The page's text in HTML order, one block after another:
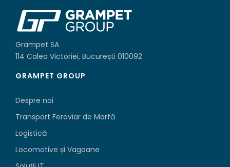
Grampet SA
114 Calea Victoriei, București 010092
GRAMPET GROUP
Despre noi
Transport Feroviar de Marfă
Logistică
Locomotive și Vagoane